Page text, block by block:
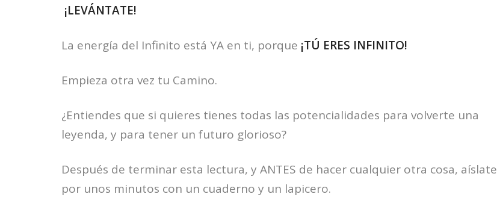
¡LEVÁNTATE!
La energía del Infinito está YA en ti, porque ¡TÚ ERES INFINITO!
Empieza otra vez tu Camino.
¿Entiendes que si quieres tienes todas las potencialidades para volverte una
leyenda, y para tener un futuro glorioso?
Después de terminar esta lectura, y ANTES de hacer cualquier otra cosa, aíslate
por unos minutos con un cuaderno y un lapicero.